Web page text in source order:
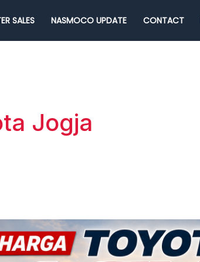
SALES NASMOCO UPDATE CONTACT
Jogja